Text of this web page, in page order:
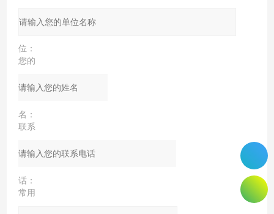
单
位：
您的
姓
名：
联系
电
话：
常用